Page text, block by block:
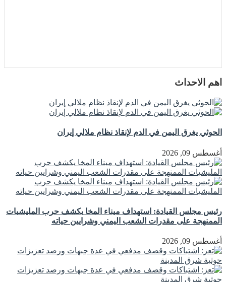
اهم الاحداث
الحوثي يغرق اليمن في الدم لإنقاذ نظام ملالي إيران
أغسطس 09, 2026
رئيس مجلس القيادة: استهداف ميناء المخا يكشف حرب المليشيات
الممنهجة على مقدرات الشعب اليمني وشرايين حياته
أغسطس 09, 2026